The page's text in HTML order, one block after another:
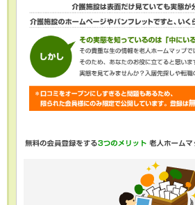
内容の訂正・追加または削
止・消去および第三者への
（「開示等」といいます。
ております。開示等の求め
「個人情報苦情及び相談窓
けます。
最適なご回答ができない場
・当ホームページではご利